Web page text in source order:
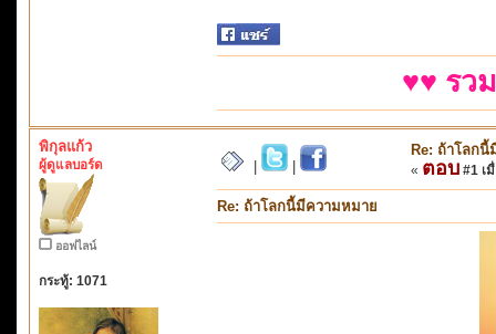
♥♥ รว
พิกุลแก้ว
ผู้ดูแลบอร์ด
ออฟไลน์
กระทู้: 1071
Re: ถ้าโลก
« ตอบ #1 เ
Re: ถ้าโลกนี้มีความหมาย